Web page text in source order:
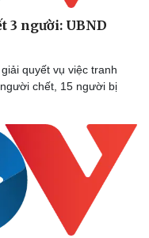
3 người: UBND
quyết vụ việc tranh
chết, 15 người bị